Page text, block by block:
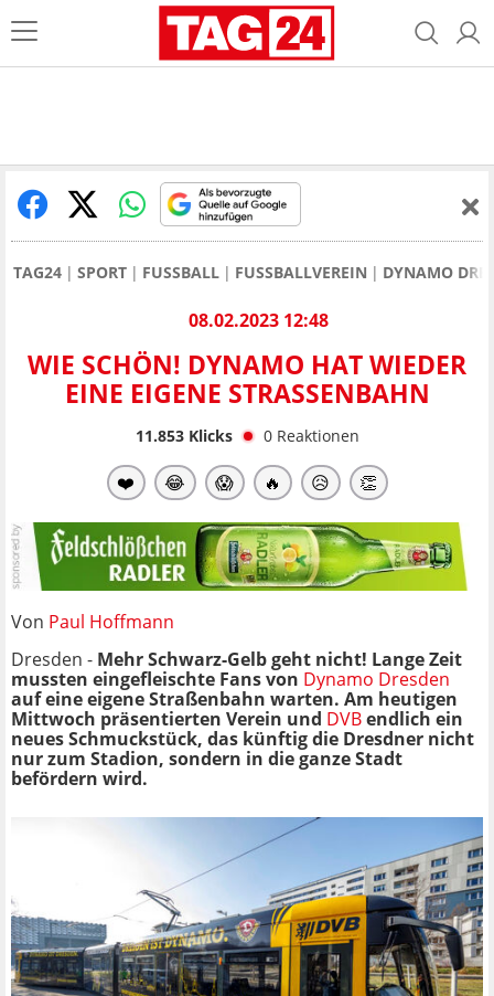
TAG24 SPORT FUSSBALL FUSSBALLVEREIN DYNAMO
08.02.2023 12:48
WIE SCHÖN! DYNAMO HAT WIEDER
EINE EIGENE STRASSENBAHN
11.853Klicks 0 Reaktionen
❤️ 😂 😱 🔥 😥 👏
Von Paul Hoffmann
Dresden - Mehr Schwarz-Gelb geht nicht! Lange Zeit
mussten eingefleischte Fans von Dynamo Dresden
auf eine eigene Straßenbahn warten. Am heutigen
Mittwoch präsentierten Verein und DVBendlich ein
neues Schmuckstück, das künftig die Dresdner nicht
nur zum Stadion, sondern in die ganze Stadt
befördern wird.